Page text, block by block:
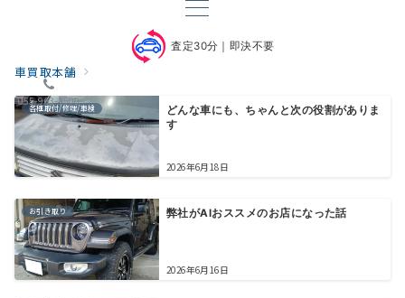
査定30分｜即決不要
055-963-1500
車買取本舗
各種取付/修理/車検
どんな車にも、ちゃんと次の役割がありま
す
2026年6月18日
お引き取り 弊社がAIおススメのお店になった話
2026年6月16日